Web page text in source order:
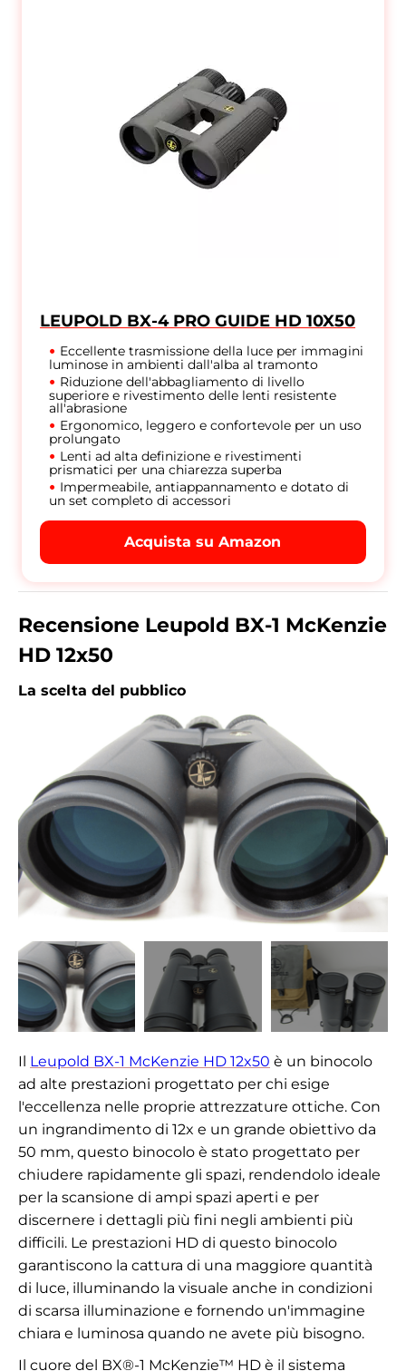
LEUPOLD BX-4 PRO GUIDE HD 10X50
Eccellente trasmissione della luce per immagini
luminose in ambienti dall'alba al tramonto
Riduzione dell'abbagliamento di livello
superiore e rivestimento delle lenti resistente
all'abrasione
Ergonomico, leggero e confortevole per un uso
prolungato
Lenti ad alta definizione e rivestimenti
prismatici per una chiarezza superba
Impermeabile, antiappannamento e dotato di
un set completo di accessori
Acquista su Amazon
Recensione Leupold BX-1 McKenzie
HD 12x50
La scelta del pubblico
Il Leupold BX-1 McKenzie HD 12x50 è un binocolo
ad alte prestazioni progettato per chi esige
l'eccellenza nelle proprie attrezzature ottiche. Con
un ingrandimento di 12x e un grande obiettivo da
50 mm, questo binocolo è stato progettato per
chiudere rapidamente gli spazi, rendendolo ideale
per la scansione di ampi spazi aperti e per
discernere i dettagli più fini negli ambienti più
difficili. Le prestazioni HD di questo binocolo
garantiscono la cattura di una maggiore quantità
di luce, illuminando la visuale anche in condizioni
di scarsa illuminazione e fornendo un'immagine
chiara e luminosa quando ne avete più bisogno.
Il cuore del BX®-1 McKenzie™ HD è il sistema